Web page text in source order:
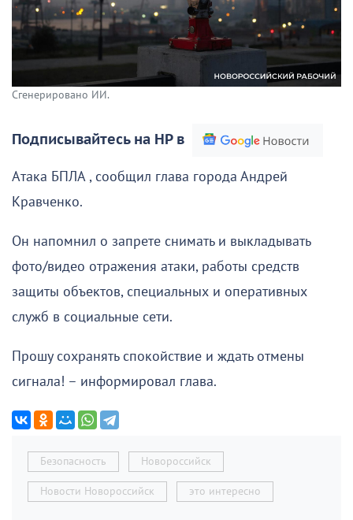
Сгенерировано ИИ.
Подписывайтесь на НР в
Атака БПЛА , сообщил глава города Андрей
Кравченко.
Он напомнил о запрете снимать и выкладывать
фото/видео отражения атаки, работы средств
защиты объектов, специальных и оперативных
служб в социальные сети.
Прошу сохранять спокойствие и ждать отмены
сигнала! – информировал глава.
Безопасность Новороссийск
Новости Новороссийск это интересно